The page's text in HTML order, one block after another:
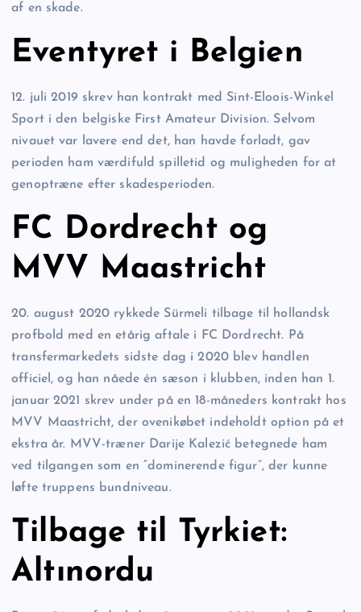
af en skade.
Eventyret i Belgien
12. juli 2019 skrev han kontrakt med Sint-Eloois-Winkel
Sport i den belgiske First Amateur Division. Selvom
nivauet var lavere end det, han havde forladt, gav
perioden ham værdifuld spilletid og muligheden for at
genoptræne efter skadesperioden.
FC Dordrecht og
MVV Maastricht
20. august 2020 rykkede Sürmeli tilbage til hollandsk
profbold med en etårig aftale i FC Dordrecht. På
transfermarkedets sidste dag i 2020 blev handlen
officiel, og han nåede én sæson i klubben, inden han 1.
januar 2021 skrev under på en 18-måneders kontrakt hos
MVV Maastricht, der ovenikøbet indeholdt option på et
ekstra år. MVV-træner Darije Kalezić betegnede ham
ved tilgangen som en “dominerende figur”, der kunne
løfte truppens bundniveau.
Tilbage til Tyrkiet:
Altınordu